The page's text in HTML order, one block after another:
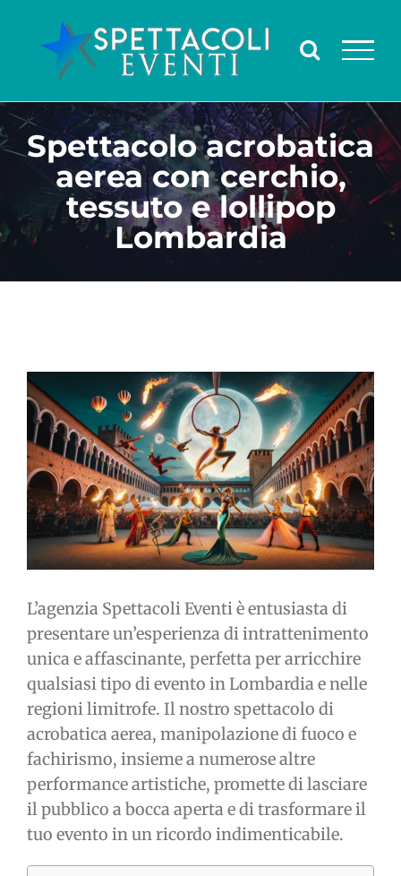
contenuto
Spettacolo acrobatica
aerea con cerchio,
tessuto e lollipop
Lombardia
Ingrandisci
immagine
L’agenzia Spettacoli Eventi è entusiasta di
presentare un’esperienza di intrattenimento
unica e affascinante, perfetta per arricchire
qualsiasi tipo di evento in Lombardia e nelle
regioni limitrofe. Il nostro spettacolo di
acrobatica aerea, manipolazione di fuoco e
fachirismo, insieme a numerose altre
performance artistiche, promette di lasciare
il pubblico a bocca aperta e di trasformare il
tuo evento in un ricordo indimenticabile.